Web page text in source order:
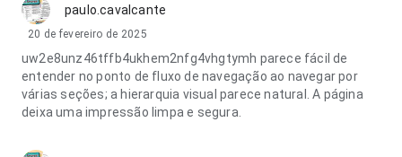
paulo.cavalcante
20 de fevereiro de 2025
uw2e8unz46tffb4ukhem2nfg4vhgtymh parece fácil de
entender no ponto de fluxo de navegação ao navegar por
várias seções; a hierarquia visual parece natural. A página
deixa uma impressão limpa e segura.